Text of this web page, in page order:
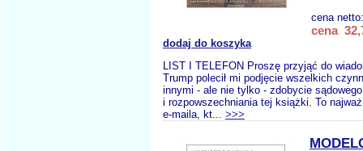
cena
cena
dodaj do koszyka
LIST I TELEFON Proszę przyjąć do
Trump polecił mi podjęcie wszelkich
innymi - ale nie tylko - zdobycie
i rozpowszechniania tej książki. To
e-maila, kt... >>>